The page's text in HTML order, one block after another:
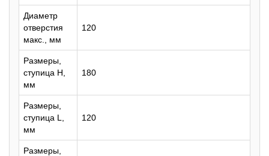
Диаметр
отверстия
макс., мм
120
Размеры,
ступица H,
мм
180
Размеры,
ступица L,
мм
120
Размеры,